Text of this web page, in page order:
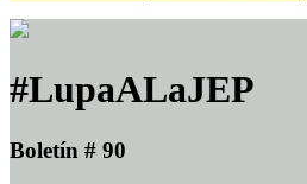
#LupaALaJEP
Boletín # 90